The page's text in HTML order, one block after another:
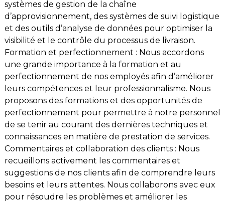
systèmes de gestion de la chaîne
d’approvisionnement, des systèmes de suivi logistique
et des outils d’analyse de données pour optimiser la
visibilité et le contrôle du processus de livraison.
Formation et perfectionnement : Nous accordons
une grande importance à la formation et au
perfectionnement de nos employés afin d’améliorer
leurs compétences et leur professionnalisme. Nous
proposons des formations et des opportunités de
perfectionnement pour permettre à notre personnel
de se tenir au courant des dernières techniques et
connaissances en matière de prestation de services.
Commentaires et collaboration des clients : Nous
recueillons activement les commentaires et
suggestions de nos clients afin de comprendre leurs
besoins et leurs attentes. Nous collaborons avec eux
pour résoudre les problèmes et améliorer les